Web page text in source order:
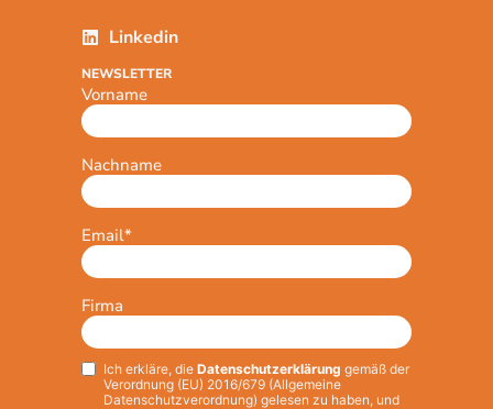
Linkedin
NEWSLETTER
Vorname
Nachname
Email*
Firma
Privacy*
Ich erkläre, die Datenschutzerklärung gemäß der
Verordnung (EU) 2016/679 (Allgemeine
Datenschutzverordnung) gelesen zu haben, und